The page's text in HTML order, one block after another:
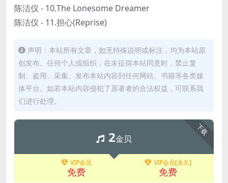
陈洁仪 - 10.The Lonesome Dreamer
陈洁仪 - 11.担心(Reprise)
声明：本站所有文章，如无特殊说明或标注，均为本站原
创发布。任何个人或组织，在未征得本站同意时，禁止复
制、盗用、采集、发布本站内容到任何网站、书籍等各类媒
体平台。如若本站内容侵犯了原著者的合法权益，可联系我
们进行处理。
下载
2金贝
VIP会员
免费
VIP会员[永久]
免费